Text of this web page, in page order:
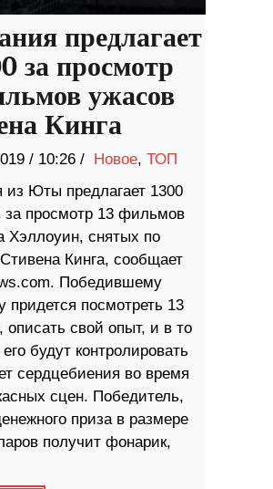
предлагает
за просмотр
ужасов
Кинга
/ 10:26 / Новое, ТОП
из Юты предлагает 1300
за просмотр 13 фильмов
Хэллоуин, снятых по
Кинга, сообщает
Победившему
придется посмотреть 13
свой опыт, и в то
будут контролировать
сердцебиения во время
сцен. Победитель,
приза в размере
получит фонарик,